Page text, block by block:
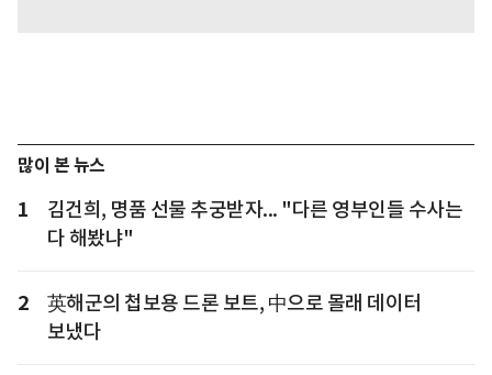
많이 본 뉴스
1
김건희, 명품 선물 추궁받자... "다른 영부인들 수사는
다 해봤냐"
2
英해군의 첩보용 드론 보트, 中으로 몰래 데이터
보냈다